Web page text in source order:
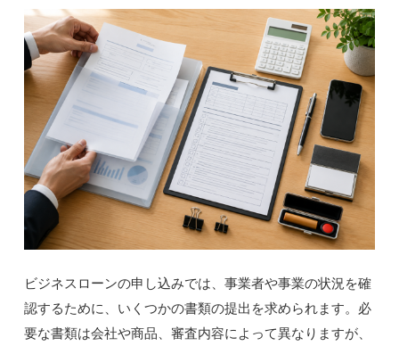
ビジネスローンの申し込みでは、事業者や事業の状況を確
認するために、いくつかの書類の提出を求められます。必
要な書類は会社や商品、審査内容によって異なりますが、